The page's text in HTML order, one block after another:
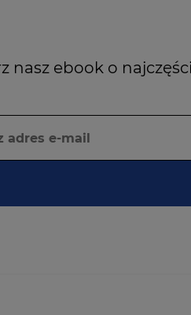
nasz ebook o